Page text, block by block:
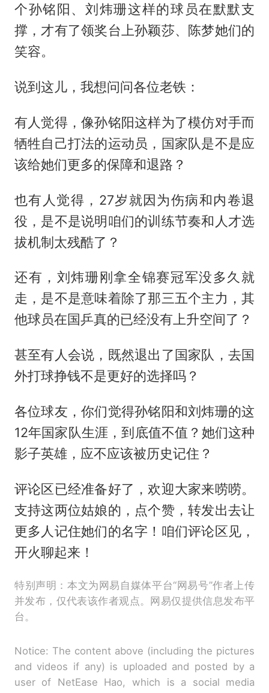
个孙铭阳、刘炜珊这样的球员在默默支
撑，才有了领奖台上孙颖莎、陈梦她们的
笑容。
说到这儿，我想问问各位老铁：
有人觉得，像孙铭阳这样为了模仿对手而
牺牲自己打法的运动员，国家队是不是应
该给她们更多的保障和退路？
也有人觉得，27岁就因为伤病和内卷退
役，是不是说明咱们的训练节奏和人才选
拔机制太残酷了？
还有，刘炜珊刚拿全锦赛冠军没多久就
走，是不是意味着除了那三五个主力，其
他球员在国乒真的已经没有上升空间了？
甚至有人会说，既然退出了国家队，去国
外打球挣钱不是更好的选择吗？
各位球友，你们觉得孙铭阳和刘炜珊的这
12年国家队生涯，到底值不值？她们这种
影子英雄，应不应该被历史记住？
评论区已经准备好了，欢迎大家来唠唠。
支持这两位姑娘的，点个赞，转发出去让
更多人记住她们的名字！咱们评论区见，
开火聊起来！
特别声明：本文为网易自媒体平台“网易号”作者上传
并发布，仅代表该作者观点。网易仅提供信息发布平
台。
Notice: The content above (including the pictures
and videos if any) is uploaded and posted by a
user of NetEase Hao, which is a social media